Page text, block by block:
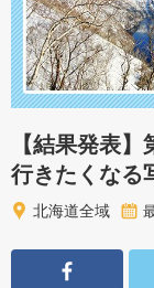
【結果発表
行きたくなる
北海道全域